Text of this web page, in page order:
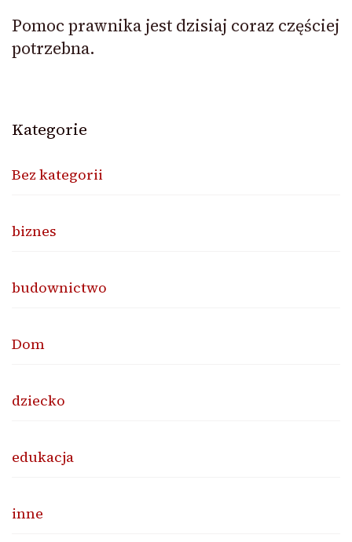
Pomoc prawnika jest dzisiaj coraz częściej
potrzebna.
Kategorie
Bez kategorii
biznes
budownictwo
Dom
dziecko
edukacja
inne